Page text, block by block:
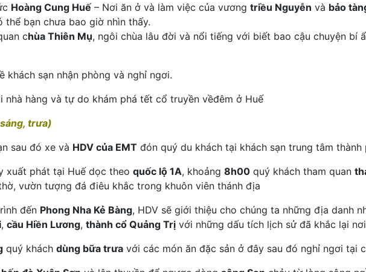
Hoàng Cung Huế – Nơi ăn ở và làm việc của vương triều Nguyễn và bảo
bạn chưa bao giờ nhìn thấy.
chùa Thiên Mụ, ngôi chùa lâu đời và nổi tiếng với biết bao cậu chuyện bí
khách sạn nhận phòng và nghỉ ngơi.
hàng và tự do khám phá tết cổ truyền vềđêm ở Huế
trưa)
sau đó xe và HDV của EMT đón quý du khách tại khách sạn trung tâm thành
xuất phát tại Huế dọc theo quốc lộ 1A, khoảng 8h00 quý khách tham quan
vườn tượng đá điêu khắc trong khuôn viên thánh địa
đến Phong Nha Kẻ Bàng, HDV sẽ giới thiệu cho chúng ta những địa danh
, cầu Hiền Lương, thành cổ Quảng Trị với những dấu tích lịch sử đã khắc lại
quý khách dùng bữa trưa với các món ăn đặc sản ở đây sau đó nghỉ ngơi tại